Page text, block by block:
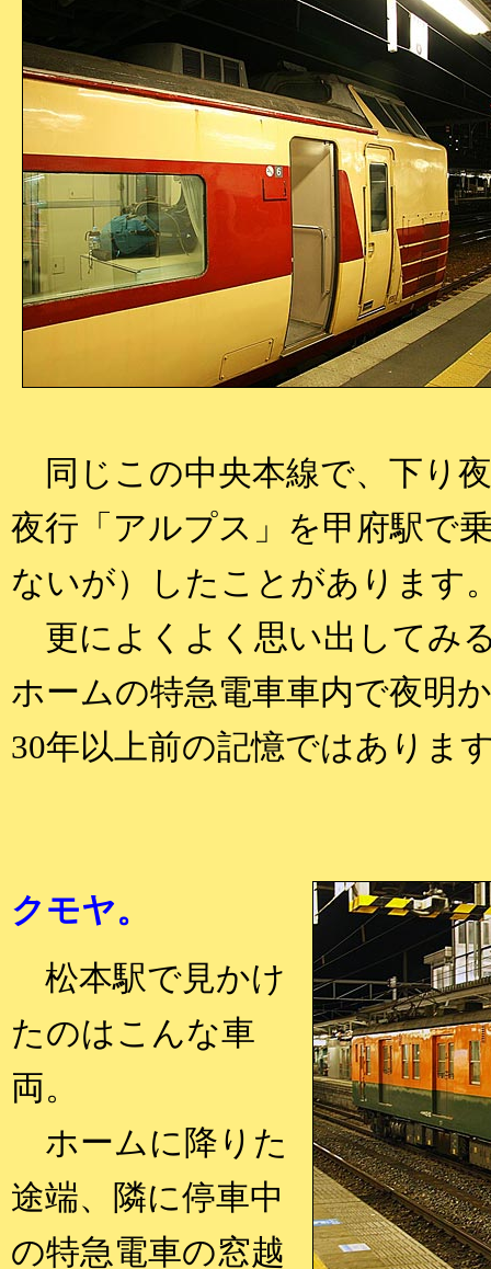
同じこの中央本線で、下り
夜行「アルプス」を甲府駅で
ないが）したことがあります
更によくよく思い出してみ
ホームの特急電車車内で夜明
30年以上前の記憶ではありま
クモヤ。
松本駅で見かけ
たのはこんな車
両。
ホームに降りた
途端、隣に停車中
の特急電車の窓越